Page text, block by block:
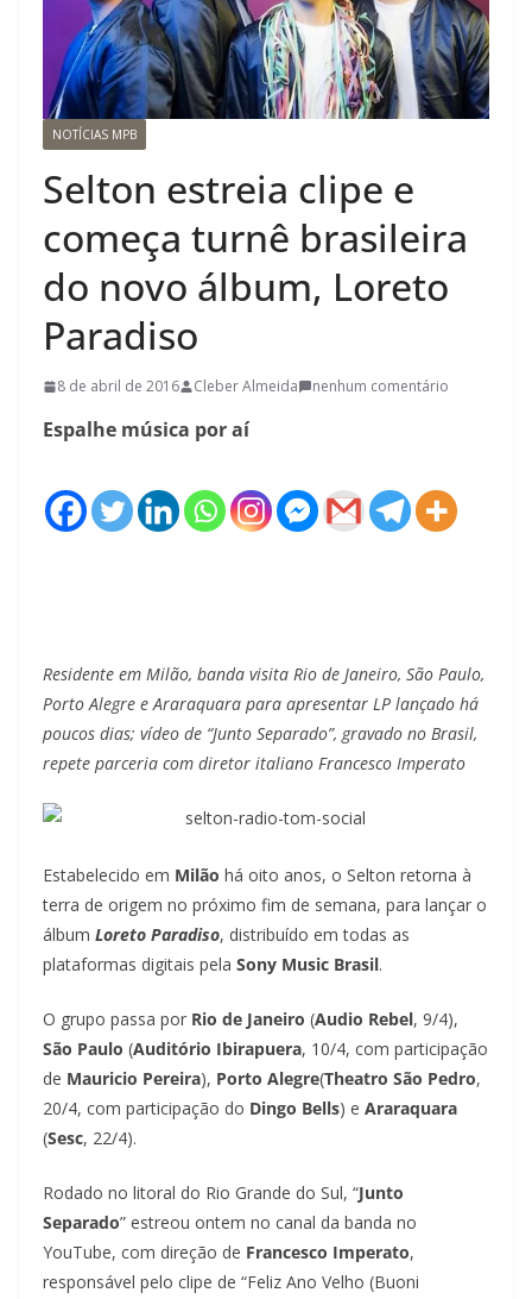
NOTÍCIAS MPB
Selton estreia clipe e
começa turnê brasileira
do novo álbum, Loreto
Paradiso
8 de abril de 2016 Cleber Almeida nenhum comentário
Espalhe música por aí
Residente em Milão, banda visita Rio de Janeiro, São Paulo,
Porto Alegre e Araraquara para apresentar LP lançado há
poucos dias; vídeo de “Junto Separado”, gravado no Brasil,
repete parceria com diretor italiano Francesco Imperato
Estabelecido em Milão há oito anos, o Selton retorna à
terra de origem no próximo fim de semana, para lançar o
álbum Loreto Paradiso, distribuído em todas as
plataformas digitais pela Sony Music Brasil.
O grupo passa por Rio de Janeiro (Audio Rebel, 9/4),
São Paulo (Auditório Ibirapuera, 10/4, com participação
de Mauricio Pereira), Porto Alegre(Theatro São Pedro,
20/4, com participação do Dingo Bells) e Araraquara
(Sesc, 22/4).
Rodado no litoral do Rio Grande do Sul, “Junto
Separado” estreou ontem no canal da banda no
YouTube, com direção de Francesco Imperato,
responsável pelo clipe de “Feliz Ano Velho (Buoni